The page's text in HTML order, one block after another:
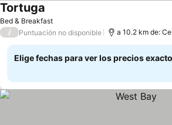
Bed & Breakfast
Tortuga
/ Puntuación no disponible a 10.2 km de:
Elige fechas para ver los precios